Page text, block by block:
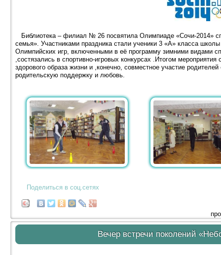
Библиотека – филиал № 26 посвятила Олимпиаде «Сочи-2014»
семья». Участниками праздника стали ученики 3 «А» класса
Олимпийских игр, включенными в её программу зимними видами
,состязались в спортивно-игровых конкурсах .Итогом
здорового образа жизни и ,конечно, совместное участие
родительскую поддержку и любовь.
Поделиться в соц.сетях
Вечер встречи поколений